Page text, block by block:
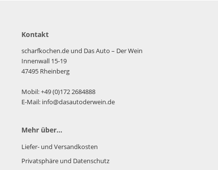
Kontakt
scharfkochen.de und Das Auto – Der Wein
Innenwall 15-19
47495 Rheinberg
Mobil: +49 (0)172 2684888
E-Mail: info@dasautoderwein.de
Mehr über...
Liefer- und Versandkosten
Privatsphäre und Datenschutz